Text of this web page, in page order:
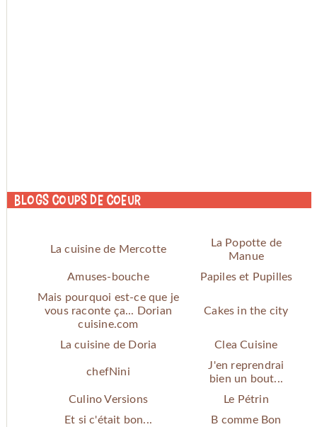
Blogs coups de coeur
La cuisine de Mercotte
La Popotte de
Manue
Amuses-bouche
Papiles et Pupilles
Mais pourquoi est-ce que je
vous raconte ça... Dorian
cuisine.com
Cakes in the city
La cuisine de Doria Clea Cuisine
chefNini
J'en reprendrai
bien un bout...
Culino Versions
Le Pétrin
Et si c'était bon...
B comme Bon